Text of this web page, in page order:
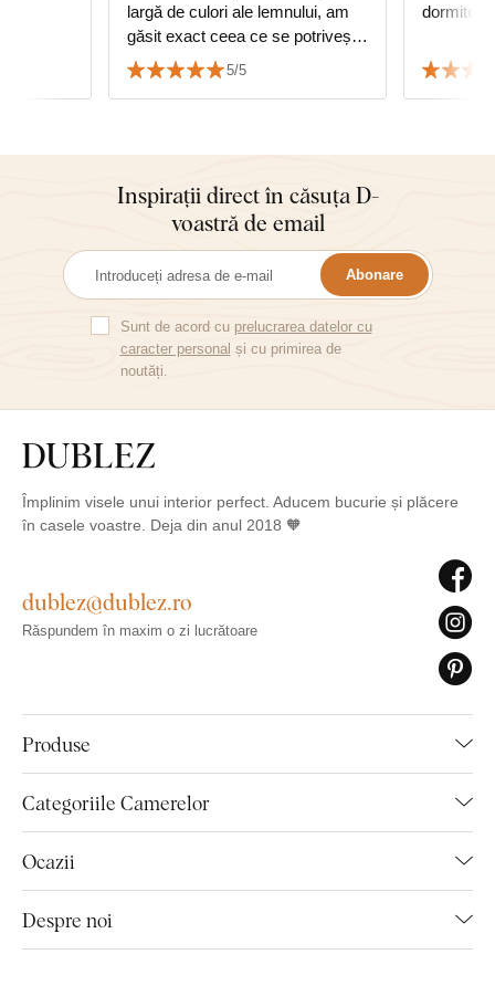
largă de culori ale lemnului, am
găsit exact ceea ce se potrivește
cu mobilierul. Montaj ușor în doi
😊
5/5
Inspirații direct în căsuța D-
voastră de email
Abonare
Sunt de acord cu prelucrarea datelor cu
caracter personal și cu primirea de
noutăți.
Împlinim visele unui interior perfect. Aducem bucurie și plăcere
în casele voastre. Deja din anul 2018 🧡
Produse
Categoriile Camerelor
Ocazii
Despre noi
dublez@dublez.ro
Răspundem în maxim o zi lucrătoare